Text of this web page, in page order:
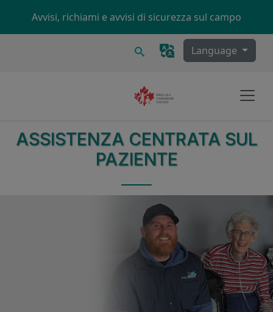
Avvisi, richiami e avvisi di sicurezza sul campo
Ricerca Language
ASSISTENZA CENTRATA SUL
PAZIENTE